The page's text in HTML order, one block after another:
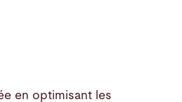
en optimisant les